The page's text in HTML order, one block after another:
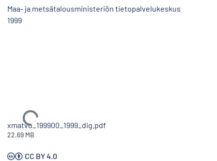
Maa- ja metsätalousministeriön tietopalvelukeskus
1999
Ladataan...
xmatvu_199900_1999_dig.pdf
22.69 MB
CC BY 4.0